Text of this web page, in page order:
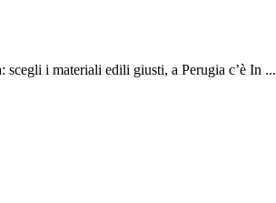
scegli i materiali edili giusti, a Perugia c’è In ...